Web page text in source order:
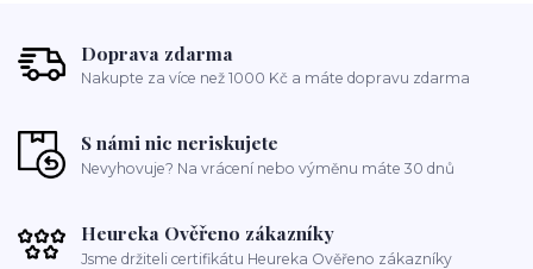
Doprava zdarma
Nakupte za více než 1000 Kč a máte dopravu zdarma
S námi nic neriskujete
Nevyhovuje? Na vrácení nebo výměnu máte 30 dnů
Heureka Ověřeno zákazníky
Jsme držiteli certifikátu Heureka Ověřeno zákazníky